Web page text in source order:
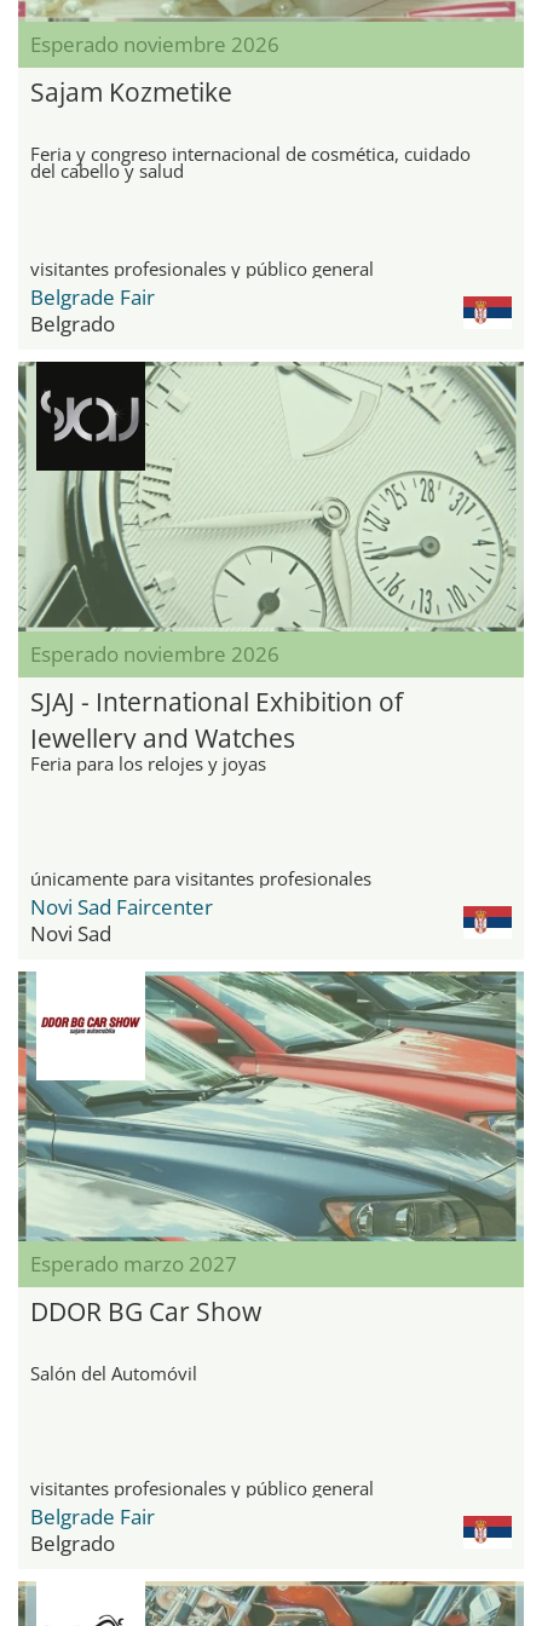
Esperado noviembre 2026
Sajam Kozmetike
Feria y congreso internacional de cosmética, cuidado
del cabello y salud
visitantes profesionales y público general
Belgrade Fair
Belgrado
Esperado noviembre 2026
SJAJ - International Exhibition of
Jewellery and Watches
Feria para los relojes y joyas
únicamente para visitantes profesionales
Novi Sad Faircenter
Novi Sad
Esperado marzo 2027
DDOR BG Car Show
Salón del Automóvil
visitantes profesionales y público general
Belgrade Fair
Belgrado